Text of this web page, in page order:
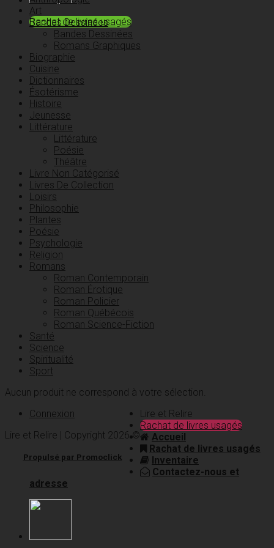
Rachat de livres usagés
Art
Bandes Dessinées
Bandes Dessinées
Romans Graphiques
Biographie
Cuisine
Dictionnaires
Ésotérisme
Histoire
Jeunesse
Littérature
Littérature
Poésie
Théâtre
Livre Non Catégorisé
Livres De Collection
Loisirs
Philosophie
Plantes
Poésie
Psychologie
Religion
Romans
Roman Contemporain
Roman Érotique
Roman Policier
Roman Québécois
Roman Science-Fiction
Santé
Science
Spiritualité
Sport
Aucun produit ne correspond à votre sélection.
Connexion
Lire et Relire | Copyright 2026 ©
Propulsé par Promoclick
Lire et Relire
Rachat de livres usagés
Accueil
Rachat de livres usagés
Inventaire
Contactez-nous et
adresse